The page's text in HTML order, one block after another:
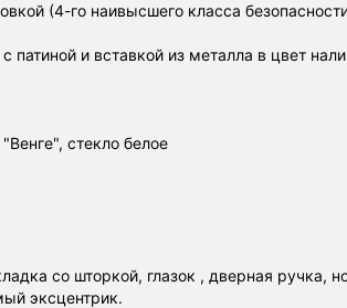
(4-го наивысшего класса
и вставкой из металла в цвет
стекло белое
со шторкой, глазок , дверная ручка,
эксцентрик.